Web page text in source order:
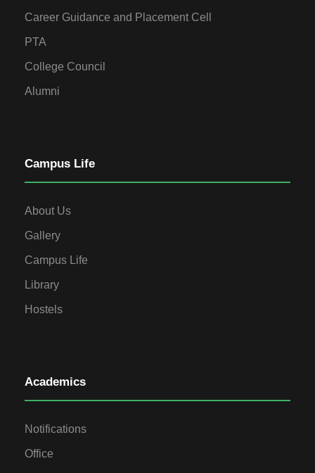
Career Guidance and Placement Cell
PTA
College Council
Alumni
Campus Life
About Us
Gallery
Campus Life
Library
Hostels
Academics
Notifications
Office